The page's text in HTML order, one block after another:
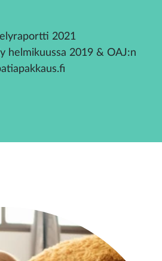
2021
helmikuussa 2019 & OAJ:n